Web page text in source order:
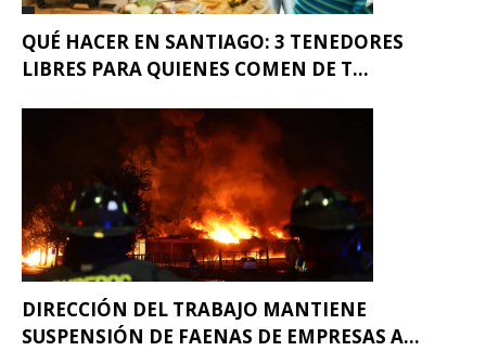
QUÉ HACER EN SANTIAGO: 3 TENEDORES
LIBRES PARA QUIENES COMEN DE T...
DIRECCIÓN DEL TRABAJO MANTIENE
SUSPENSIÓN DE FAENAS DE EMPRESAS A...